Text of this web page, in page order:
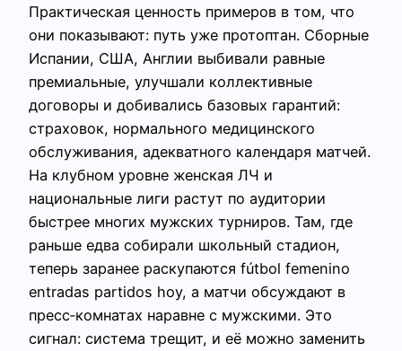
Практическая ценность примеров в том, что
они показывают: путь уже протоптан. Сборные
Испании, США, Англии выбивали равные
премиальные, улучшали коллективные
договоры и добивались базовых гарантий:
страховок, нормального медицинского
обслуживания, адекватного календаря матчей.
На клубном уровне женская ЛЧ и
национальные лиги растут по аудитории
быстрее многих мужских турниров. Там, где
раньше едва собирали школьный стадион,
теперь заранее раскупаются fútbol femenino
entradas partidos hoy, а матчи обсуждают в
пресс‑комнатах наравне с мужскими. Это
сигнал: система трещит, и её можно заменить